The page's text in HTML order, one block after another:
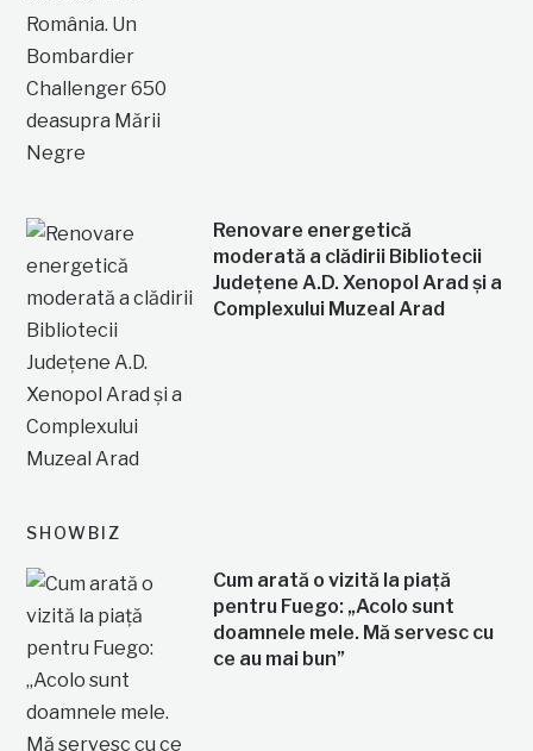
Renovare energetică
moderată a clădirii Bibliotecii
Județene A.D. Xenopol Arad și a
Complexului Muzeal Arad
SHOWBIZ
Cum arată o vizită la piață
pentru Fuego: „Acolo sunt
doamnele mele. Mă servesc cu
ce au mai bun”